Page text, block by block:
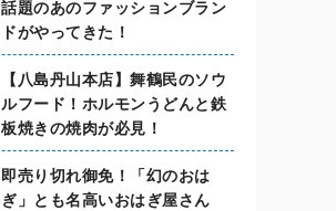
話題のあのファッションブラン
ドがやってきた！
【八島丹山本店】舞鶴民のソウ
ルフード！ホルモンうどんと鉄
板焼きの焼肉が必見！
即売り切れ御免！「幻のおは
ぎ」とも名高いおはぎ屋さん